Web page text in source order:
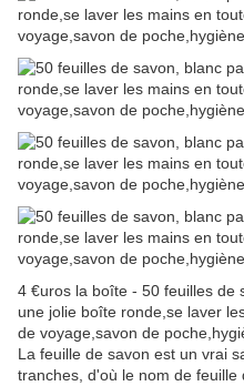
4 €uros la boîte - 50 feuilles de
une jolie boîte ronde,se laver
de voyage,savon de
La feuille de savon est un vrai
tranches, d'où le nom de